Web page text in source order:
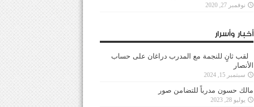
نوفمبر 27, 2020
أخبار وأسرار
لقب ثانٍ للنجمة مع المدرب دراغان على حساب
الأنصار
سبتمبر 15, 2024
مالك حسون مدرباً للتضامن صور
يوليو 28, 2023